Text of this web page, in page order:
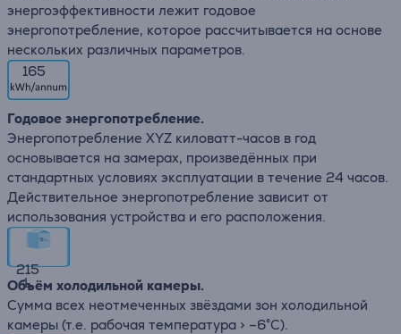
энергоэффективности лежит годовое
энергопотребление, которое рассчитывается на основе
нескольких различных параметров.
165
Годовое энергопотребление.
Энергопотребление XYZ киловатт-часов в год
основывается на замерах, произведённых при
стандартных условиях эксплуатации в течение 24 часов.
Действительное энергопотребление зависит от
использования устройства и его расположения.
215
L
Объём холодильной камеры.
Сумма всех неотмеченных звёздами зон холодильной
камеры (т.е. рабочая температура > –6°C).